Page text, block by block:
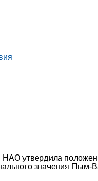
НАО утвердила
значения Пым-